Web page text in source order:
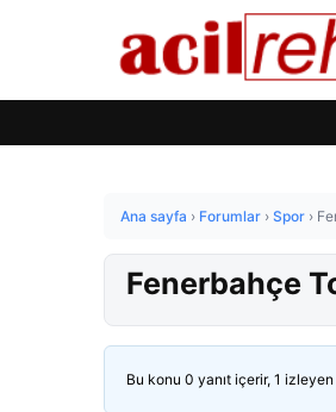
Ana sayfa › Forumlar › Spor ›
Fenerbahçe
Bu konu 0 yanıt içerir, 1